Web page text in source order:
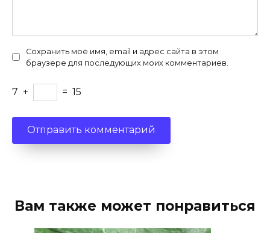
Сохранить моё имя, email и адрес сайта в этом
браузере для последующих моих комментариев.
7 + = 15
Вам также может понравиться